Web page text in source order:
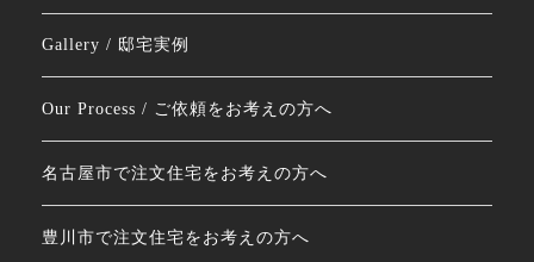
Gallery / 邸宅実例
Our Process / ご依頼をお考えの方へ
名古屋市で注文住宅をお考えの方へ
豊川市で注文住宅をお考えの方へ